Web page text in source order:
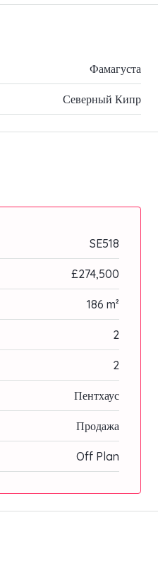
Фамагуста
Северный Кипр
SE518
£274,500
186 m²
2
2
Пентхаус
Продажа
Off Plan